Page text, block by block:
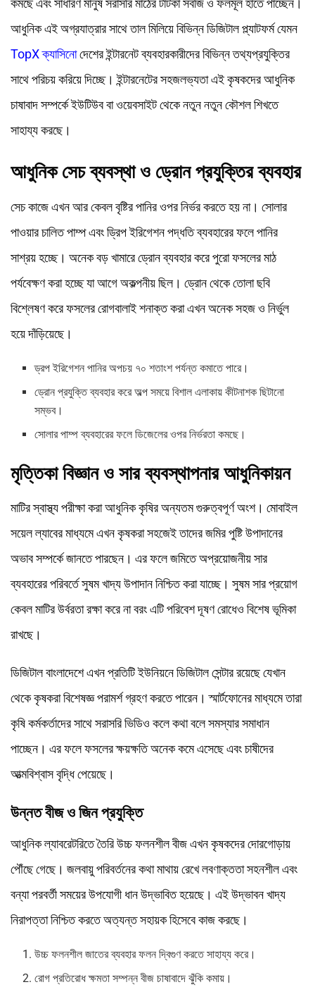
কমছে এবং সাধারণ মানুষ সরাসরি মাঠের টাটকা সবজি ও ফলমূল হাতে পাচ্ছেন।
আধুনিক এই অগ্রযাত্রার সাথে তাল মিলিয়ে বিভিন্ন ডিজিটাল প্ল্যাটফর্ম যেমন
TopX ক্যাসিনোদেশের ইন্টারনেট ব্যবহারকারীদের বিভিন্ন তথ্যপ্রযুক্তির
সাথে পরিচয় করিয়ে দিচ্ছে। ইন্টারনেটের সহজলভ্যতা এই কৃষকদের আধুনিক
চাষাবাদ সম্পর্কে ইউটিউব বা ওয়েবসাইট থেকে নতুন নতুন কৌশল শিখতে
সাহায্য করছে।
আধুনিক সেচ ব্যবস্থা ও ড্রোন প্রযুক্তির ব্যবহার
সেচ কাজে এখন আর কেবল বৃষ্টির পানির ওপর নির্ভর করতে হয় না। সোলার
পাওয়ার চালিত পাম্প এবং ড্রিপ ইরিগেশন পদ্ধতি ব্যবহারের ফলে পানির
সাশ্রয় হচ্ছে। অনেক বড় খামারে ড্রোন ব্যবহার করে পুরো ফসলের মাঠ
পর্যবেক্ষণ করা হচ্ছে যা আগে অকল্পনীয় ছিল। ড্রোন থেকে তোলা ছবি
বিশ্লেষণ করে ফসলের রোগবালাই শনাক্ত করা এখন অনেক সহজ ও নির্ভুল
হয়ে দাঁড়িয়েছে।
ড্রপ ইরিগেশন পানির অপচয় ৭০ শতাংশ পর্যন্ত কমাতে পারে।
ড্রোন প্রযুক্তি ব্যবহার করে অল্প সময়ে বিশাল এলাকায় কীটনাশক ছিটানো
সম্ভব।
সোলার পাম্প ব্যবহারের ফলে ডিজেলের ওপর নির্ভরতা কমছে।
মৃত্তিকা বিজ্ঞান ও সার ব্যবস্থাপনার আধুনিকায়ন
মাটির স্বাস্থ্য পরীক্ষা করা আধুনিক কৃষির অন্যতম গুরুত্বপূর্ণ অংশ। মোবাইল
সয়েল ল্যাবের মাধ্যমে এখন কৃষকরা সহজেই তাদের জমির পুষ্টি উপাদানের
অভাব সম্পর্কে জানতে পারছেন। এর ফলে জমিতে অপ্রয়োজনীয় সার
ব্যবহারের পরিবর্তে সুষম খাদ্য উপাদান নিশ্চিত করা যাচ্ছে। সুষম সার প্রয়োগ
কেবল মাটির উর্বরতা রক্ষা করে না বরং এটি পরিবেশ দূষণ রোধেও বিশেষ ভূমিকা
রাখছে।
ডিজিটাল বাংলাদেশে এখন প্রতিটি ইউনিয়নে ডিজিটাল সেন্টার রয়েছে যেখান
থেকে কৃষকরা বিশেষজ্ঞ পরামর্শ গ্রহণ করতে পারেন। স্মার্টফোনের মাধ্যমে তারা
কৃষি কর্মকর্তাদের সাথে সরাসরি ভিডিও কলে কথা বলে সমস্যার সমাধান
পাচ্ছেন। এর ফলে ফসলের ক্ষয়ক্ষতি অনেক কমে এসেছে এবং চাষীদের
আত্মবিশ্বাস বৃদ্ধি পেয়েছে।
উন্নত বীজ ও জিন প্রযুক্তি
আধুনিক ল্যাবরেটরিতে তৈরি উচ্চ ফলনশীল বীজ এখন কৃষকদের দোরগোড়ায়
পৌঁছে গেছে। জলবায়ু পরিবর্তনের কথা মাথায় রেখে লবণাক্ততা সহনশীল এবং
বন্যা পরবর্তী সময়ের উপযোগী ধান উদ্ভাবিত হয়েছে। এই উদ্ভাবন খাদ্য
নিরাপত্তা নিশ্চিত করতে অত্যন্ত সহায়ক হিসেবে কাজ করছে।
উচ্চ ফলনশীল জাতের ব্যবহার ফলন দ্বিগুণ করতে সাহায্য করে।
রোগ প্রতিরোধ ক্ষমতা সম্পন্ন বীজ চাষাবাদে ঝুঁকি কমায়।